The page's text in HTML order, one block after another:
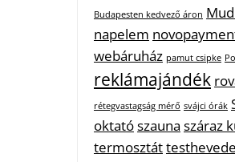
Budapesten kedvező áron
napelem
webáruház pamut csipke
reklámajándék
rétegvastagság mérő svájci órák
oktatószauna száraz
termosztát